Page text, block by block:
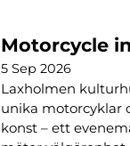
Motorcycle
5 Sep 2026
Laxholmen
unika motorcyklar
konst – ett